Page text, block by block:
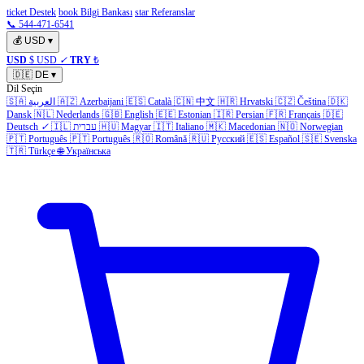
ticket Destek book Bilgi Bankası star Referanslar
📞 544-471-6541
💰 USD ▾
USD $ USD ✓ TRY ₺
🇩🇪 DE ▾
Dil Seçin
🇸🇦 العربية 🇦🇿 Azerbaijani 🇪🇸 Català 🇨🇳 中文 🇭🇷 Hrvatski 🇨🇿 Čeština 🇩🇰
Dansk 🇳🇱 Nederlands 🇬🇧 English 🇪🇪 Estonian 🇮🇷 Persian 🇫🇷 Français 🇩🇪
Deutsch ✓ 🇮🇱 עברית 🇭🇺 Magyar 🇮🇹 Italiano 🇲🇰 Macedonian 🇳🇴 Norwegian
🇵🇹 Português 🇵🇹 Português 🇷🇴 Română 🇷🇺 Русский 🇪🇸 Español 🇸🇪 Svenska
🇹🇷 Türkçe 🌐 Українська